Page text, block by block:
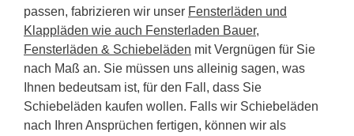
passen, fabrizieren wir unser Fensterläden und
Klappläden wie auch Fensterladen Bauer,
Fensterläden & Schiebeläden mit Vergnügen für Sie
nach Maß an. Sie müssen uns alleinig sagen, was
Ihnen bedeutsam ist, für den Fall, dass Sie
Schiebeläden kaufen wollen. Falls wir Schiebeläden
nach Ihren Ansprüchen fertigen, können wir als